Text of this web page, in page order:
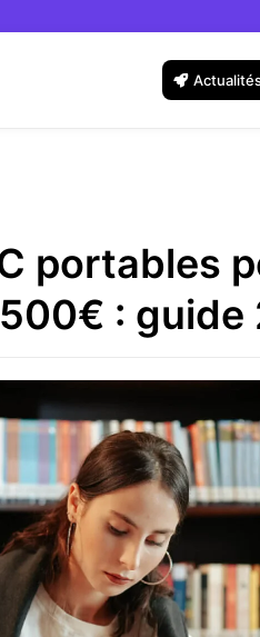
portables
: guide